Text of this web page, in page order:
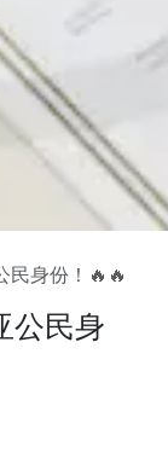
民身份！🔥🔥
公民身